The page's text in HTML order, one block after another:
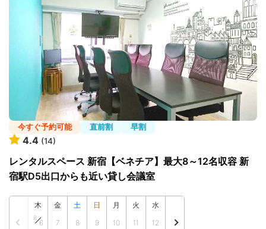
今すぐ予約可能 直前割 早割
4.4 (14)
レンタルスペース 新宿【ベネチア】最大8～12名収容 新
宿駅D5出口からも近い貸し会議室
木
8
6
金
7
土
8
日
9
月
10
火
11
水
12